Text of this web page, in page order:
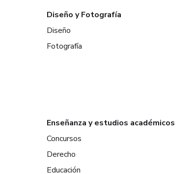
Diseño y Fotografía
Diseño
Fotografía
Enseñanza y estudios académicos
Concursos
Derecho
Educación